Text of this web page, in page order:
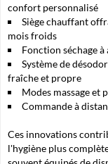
confort personnalisé
Siège chauffant
mois froids
Fonction séchage
Système de
fraîche et propre
Modes massage et
Commande à
Ces innovations
l'hygiène plus